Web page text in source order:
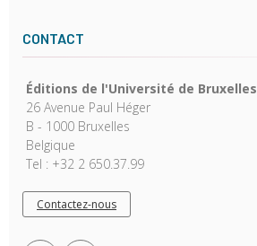
CONTACT
Éditions de l'Université de Bruxelles
26 Avenue Paul Héger
B - 1000 Bruxelles
Belgique
Tel : +32 2 650.37.99
Contactez-nous